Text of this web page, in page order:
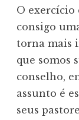
O
consigo
torna mais
que somos
conselho,
assunto é
seus